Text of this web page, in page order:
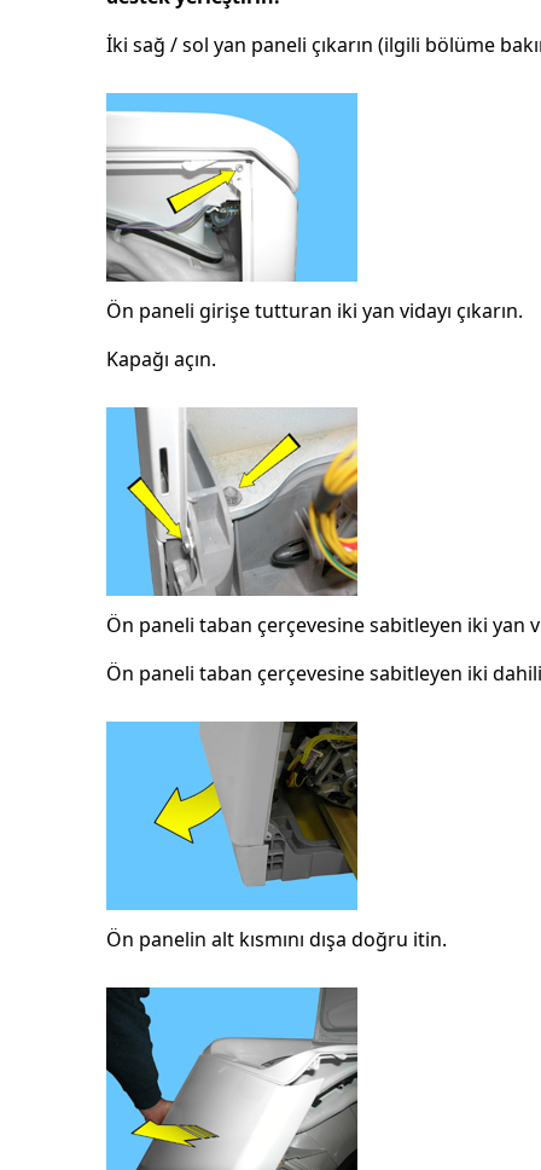
İki sağ / sol yan paneli çıkarın (ilgili bölüme
Ön paneli girişe tutturan iki yan vidayı çıkarın.
Kapağı açın.
Ön paneli taban çerçevesine sabitleyen iki yan
Ön paneli taban çerçevesine sabitleyen iki dahili
Ön panelin alt kısmını dışa doğru itin.